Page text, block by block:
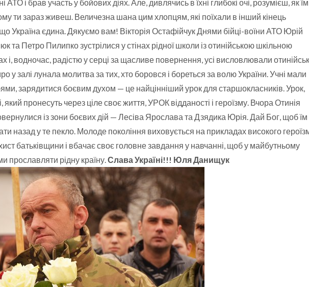
АТО і брав участь у бойових діях. Але, дивлячись в їхні глибокі очі, розумієш, як їм
ти зараз живеш. Величезна шана цим хлопцям, які поїхали в інший кінець
Україна єдина. Дякуємо вам! Вікторія Остафійчук Днями бійці-воїни АТО Юрій
та Петро Пилипко зустрілися у стінах рідної школи із отинійською шкільною
і, водночас, радістю у серці за щасливе повернення, усі висловлювали
у залі лунала молитва за тих, хто боровся і бореться за волю України. Учні мали
зарядитися боєвим духом — це найцінніший урок для старшокласників. Урок,
який пронесуть через ціле своє життя, УРОК відданості і героїзму. Вчора Отинія
із зони боєвих дій — Лесіва Ярослава та Дзядика Юрія. Дай Бог, щоб їм
назад у те пекло. Молоде покоління виховується на прикладах високого
батьківщини і вбачає своє головне завдання у навчанні, щоб у майбутньому
прославляти рідну країну.Слава Україні!!! Юля Данищук